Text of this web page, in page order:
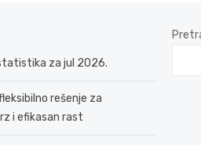
za jul 2026.
rešenje za
i efikasan rast